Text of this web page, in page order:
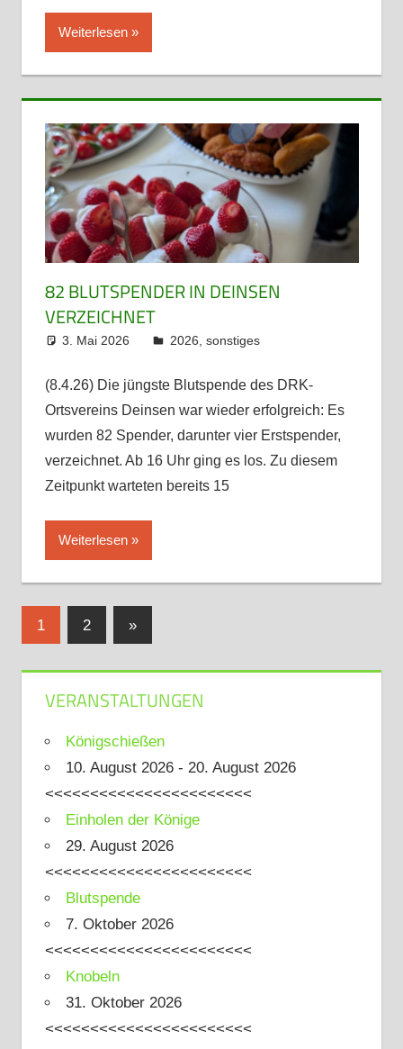
Weiterlesen
82 BLUTSPENDER IN DEINSEN
VERZEICHNET
3. Mai 2026 admin
2026 sonstiges
(8.4.26) Die jüngste Blutspende des DRK-
Ortsvereins Deinsen war wieder erfolgreich: Es
wurden 82 Spender, darunter vier Erstspender,
verzeichnet. Ab 16 Uhr ging es los. Zu diesem
Zeitpunkt warteten bereits 15
Weiterlesen
Seitennummerierung
Beiträge
1 2
Nächste
»
VERANSTALTUNGEN
Königschießen
10. August 2026 - 20. August 2026
<<<<<<<<<<<<<<<<<<<<<<<
Einholen der Könige
29. August 2026
<<<<<<<<<<<<<<<<<<<<<<<
Blutspende
7. Oktober 2026
<<<<<<<<<<<<<<<<<<<<<<<
Knobeln
31. Oktober 2026
<<<<<<<<<<<<<<<<<<<<<<<